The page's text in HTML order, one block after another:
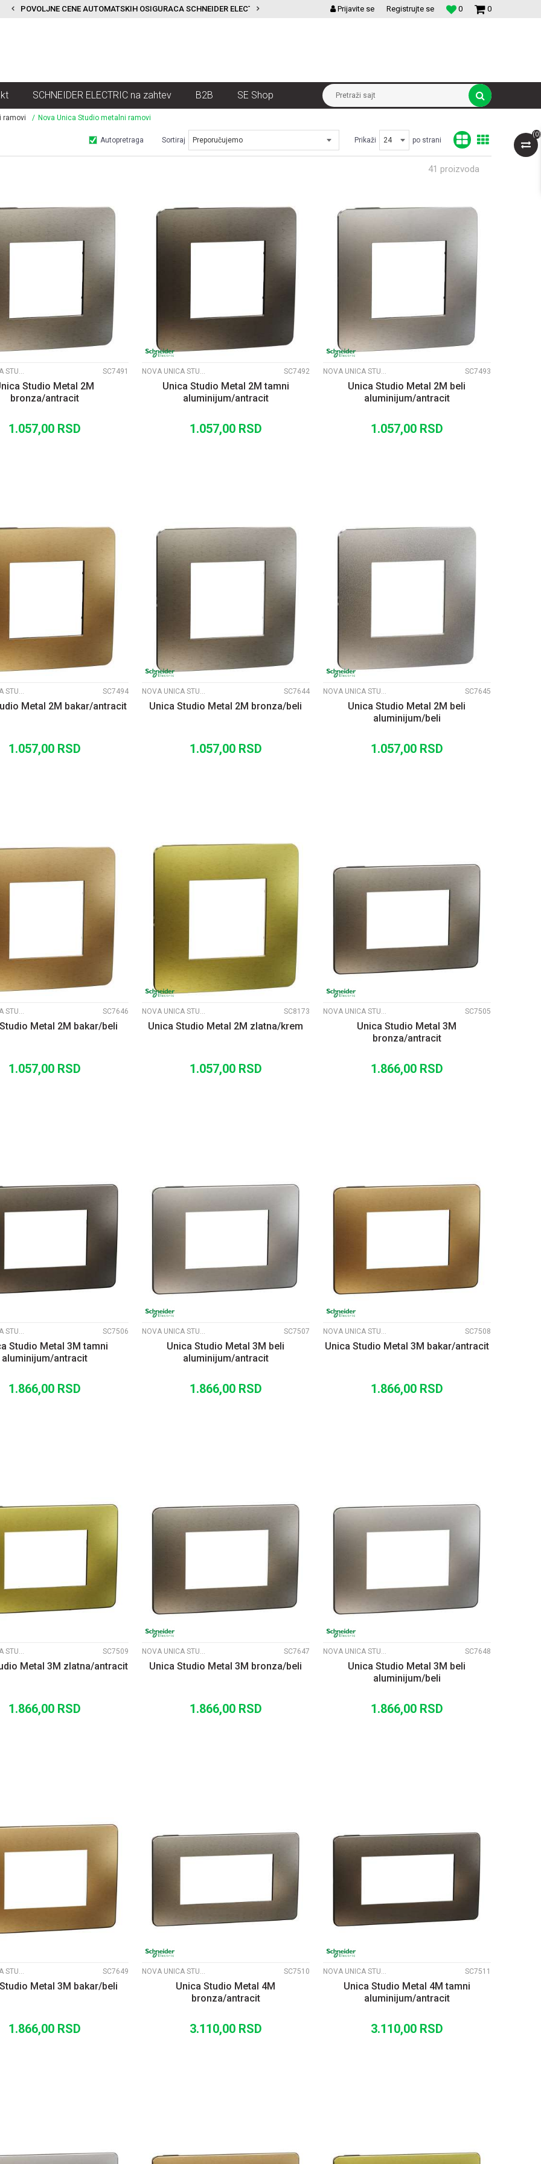
POVOLJNE CENE AUTOMATSKIH OSIGURACA SCHNEIDER ELECTRIC VELIKI IZBOR MODULARNIH PREKIDACA I UTICNICA 0
0
Prijavite se Registrujte se
SCHNEIDER ELECTRIC na zahtev B2B SE Shop Pretraži sajt
(0)
ramovi Nova Unica Studio metalni ramovi
Autopretraga Sortiraj Prikaži po strani
41 proizvoda
NOVA UNICA STUDIO METALNI RAMOVI SC7491
Studio Metal 2M
bronza/antracit
1.057,00 RSD
NOVA UNICA STUDIO METALNI RAMOVI SC7492
Unica Studio Metal 2M tamni
aluminijum/antracit
1.057,00 RSD
NOVA UNICA STUDIO METALNI RAMOVI SC7493
Unica Studio Metal 2M beli
aluminijum/antracit
1.057,00 RSD
NOVA UNICA STUDIO METALNI RAMOVI SC7494
Metal 2M bakar/antracit
1.057,00 RSD
NOVA UNICA STUDIO METALNI RAMOVI SC7644
Unica Studio Metal 2M bronza/beli
1.057,00 RSD
NOVA UNICA STUDIO METALNI RAMOVI SC7645
Unica Studio Metal 2M beli
aluminijum/beli
1.057,00 RSD
NOVA UNICA STUDIO METALNI RAMOVI SC7646
Metal 2M bakar/beli
1.057,00 RSD
NOVA UNICA STUDIO METALNI RAMOVI SC8173
Unica Studio Metal 2M zlatna/krem
1.057,00 RSD
NOVA UNICA STUDIO METALNI RAMOVI SC7505
Unica Studio Metal 3M
bronza/antracit
1.866,00 RSD
NOVA UNICA STUDIO METALNI RAMOVI SC7506
Studio Metal 3M tamni
aluminijum/antracit
1.866,00 RSD
NOVA UNICA STUDIO METALNI RAMOVI SC7507
Unica Studio Metal 3M beli
aluminijum/antracit
1.866,00 RSD
NOVA UNICA STUDIO METALNI RAMOVI SC7508
Unica Studio Metal 3M bakar/antracit
1.866,00 RSD
NOVA UNICA STUDIO METALNI RAMOVI SC7509
Metal 3M zlatna/antracit
1.866,00 RSD
NOVA UNICA STUDIO METALNI RAMOVI SC7647
Unica Studio Metal 3M bronza/beli
1.866,00 RSD
NOVA UNICA STUDIO METALNI RAMOVI SC7648
Unica Studio Metal 3M beli
aluminijum/beli
1.866,00 RSD
NOVA UNICA STUDIO METALNI RAMOVI SC7649
Metal 3M bakar/beli
1.866,00 RSD
NOVA UNICA STUDIO METALNI RAMOVI SC7510
Unica Studio Metal 4M
bronza/antracit
3.110,00 RSD
NOVA UNICA STUDIO METALNI RAMOVI SC7511
Unica Studio Metal 4M tamni
aluminijum/antracit
3.110,00 RSD